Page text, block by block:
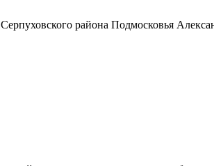
района Подмосковья